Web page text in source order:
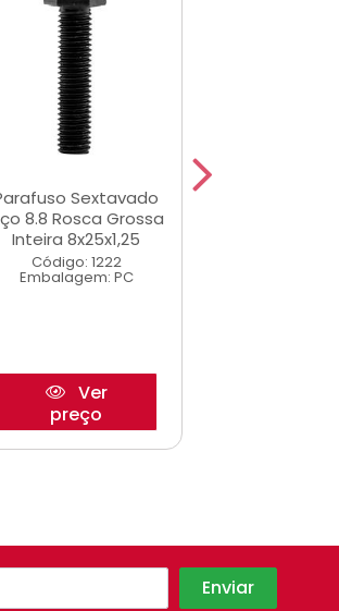
Sextavado
8.8 Rosca Grossa
Inteira 8x25x1,25
Código: 1222
Embalagem: PC
Ver
preço